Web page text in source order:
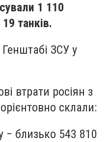
1 110
танків.
Генштабі ЗСУ у
втрати росіян з
склали:
− близько 543 810